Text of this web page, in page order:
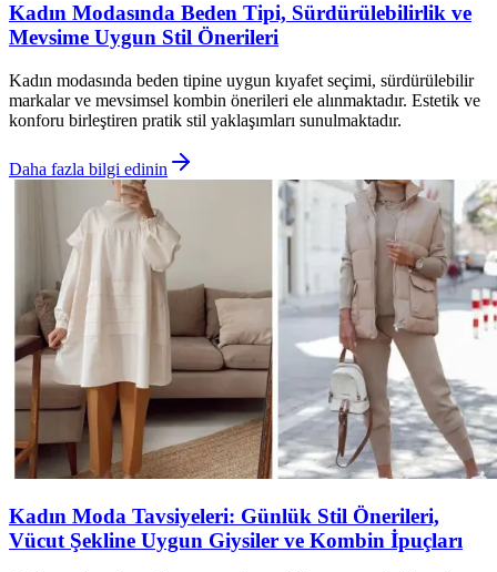
Kadın Modasında Beden Tipi, Sürdürülebilirlik ve
Mevsime Uygun Stil Önerileri
Kadın modasında beden tipine uygun kıyafet seçimi, sürdürülebilir
markalar ve mevsimsel kombin önerileri ele alınmaktadır. Estetik ve
konforu birleştiren pratik stil yaklaşımları sunulmaktadır.
Daha fazla bilgi edinin
Kadın Moda Tavsiyeleri: Günlük Stil Önerileri,
Vücut Şekline Uygun Giysiler ve Kombin İpuçları